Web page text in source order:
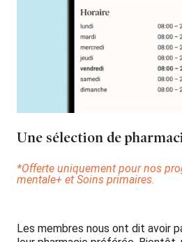
Une sélection de
*Offerte uniquement pour nos
mentale+ et Soins primaires.
Les membres nous ont dit avoir